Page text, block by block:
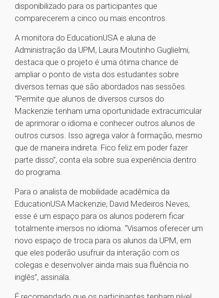
disponibilizado para os participantes que
comparecerem a cinco ou mais encontros.
A monitora do EducationUSA e aluna de
Administração da UPM, Laura Moutinho Guglielmi,
destaca que o projeto é uma ótima chance de
ampliar o ponto de vista dos estudantes sobre
diversos temas que são abordados nas sessões.
“Permite que alunos de diversos cursos do
Mackenzie tenham uma oportunidade extracurricular
de aprimorar o idioma e conhecer outros alunos de
outros cursos. Isso agrega valor à formação, mesmo
que de maneira indireta. Fico feliz em poder fazer
parte disso”, conta ela sobre sua experiência dentro
do programa.
Para o analista de mobilidade acadêmica da
EducationUSA Mackenzie, David Medeiros Neves,
esse é um espaço para os alunos poderem ficar
totalmente imersos no idioma. “Visamos oferecer um
novo espaço de troca para os alunos da UPM, em
que eles poderão usufruir da interação com os
colegas e desenvolver ainda mais sua fluência no
inglês”, assinala.